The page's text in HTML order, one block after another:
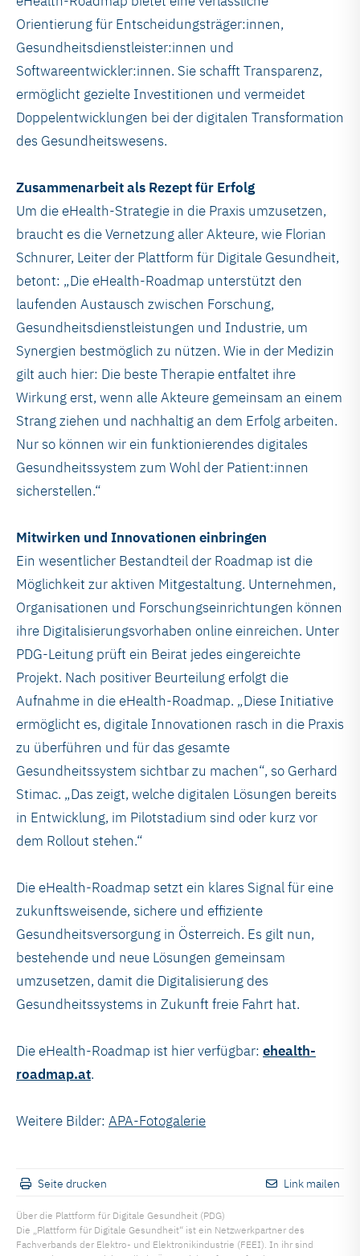
Orientierung für Entscheidungsträger:innen,
Gesundheitsdienstleister:innen und
Softwareentwickler:innen. Sie schafft Transparenz,
ermöglicht gezielte Investitionen und vermeidet
Doppelentwicklungen bei der digitalen Transformation
des Gesundheitswesens.
Zusammenarbeit als Rezept für Erfolg
Um die eHealth-Strategie in die Praxis umzusetzen,
braucht es die Vernetzung aller Akteure, wie Florian
Schnurer, Leiter der Plattform für Digitale Gesundheit,
betont: „Die eHealth-Roadmap unterstützt den
laufenden Austausch zwischen Forschung,
Gesundheitsdienstleistungen und Industrie, um
Synergien bestmöglich zu nützen. Wie in der Medizin
gilt auch hier: Die beste Therapie entfaltet ihre
Wirkung erst, wenn alle Akteure gemeinsam an einem
Strang ziehen und nachhaltig an dem Erfolg arbeiten.
Nur so können wir ein funktionierendes digitales
Gesundheitssystem zum Wohl der Patient:innen
sicherstellen.“
Mitwirken und Innovationen einbringen
Ein wesentlicher Bestandteil der Roadmap ist die
Möglichkeit zur aktiven Mitgestaltung. Unternehmen,
Organisationen und Forschungseinrichtungen können
ihre Digitalisierungsvorhaben online einreichen. Unter
PDG-Leitung prüft ein Beirat jedes eingereichte
Projekt. Nach positiver Beurteilung erfolgt die
Aufnahme in die eHealth-Roadmap. „Diese Initiative
ermöglicht es, digitale Innovationen rasch in die Praxis
zu überführen und für das gesamte
Gesundheitssystem sichtbar zu machen“, so Gerhard
Stimac. „Das zeigt, welche digitalen Lösungen bereits
in Entwicklung, im Pilotstadium sind oder kurz vor
dem Rollout stehen.“
Die eHealth-Roadmap setzt ein klares Signal für eine
zukunftsweisende, sichere und effiziente
Gesundheitsversorgung in Österreich. Es gilt nun,
bestehende und neue Lösungen gemeinsam
umzusetzen, damit die Digitalisierung des
Gesundheitssystems in Zukunft freie Fahrt hat.
Die eHealth-Roadmap ist hier verfügbar: ehealth-
roadmap.at.
Weitere Bilder: APA-Fotogalerie
Seite drucken Link mailen
Über die Plattform für Digitale Gesundheit (PDG)
Die „Plattform für Digitale Gesundheit“ ist ein Netzwerkpartner des
Fachverbands der Elektro- und Elektronikindustrie (FEEI). In ihr sind